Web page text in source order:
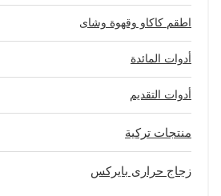
اطقم كاكاو وقهوة وشاى
أدوات المائدة
أدوات التقديم
منتجات تركية
زجاج حرارى بايركس